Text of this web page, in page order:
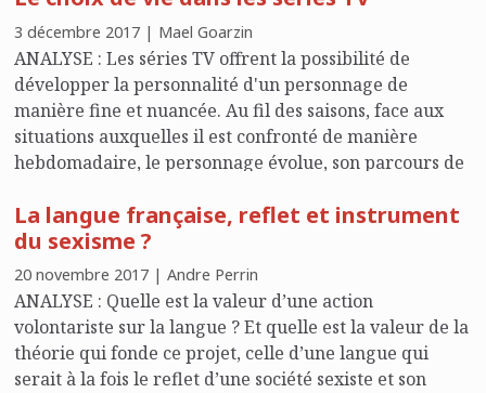
3 décembre 2017 | Mael Goarzin
ANALYSE : Les séries TV offrent la possibilité de
développer la personnalité d'un personnage de
manière fine et nuancée. Au fil des saisons, face aux
situations auxquelles il est confronté de manière
hebdomadaire, le personnage évolue, son parcours de
téléspectateur.
La langue française, reflet et instrument
du sexisme ?
20 novembre 2017 | Andre Perrin
ANALYSE : Quelle est la valeur d’une action
volontariste sur la langue ? Et quelle est la valeur de la
théorie qui fonde ce projet, celle d’une langue qui
serait à la fois le reflet d’une société sexiste et son